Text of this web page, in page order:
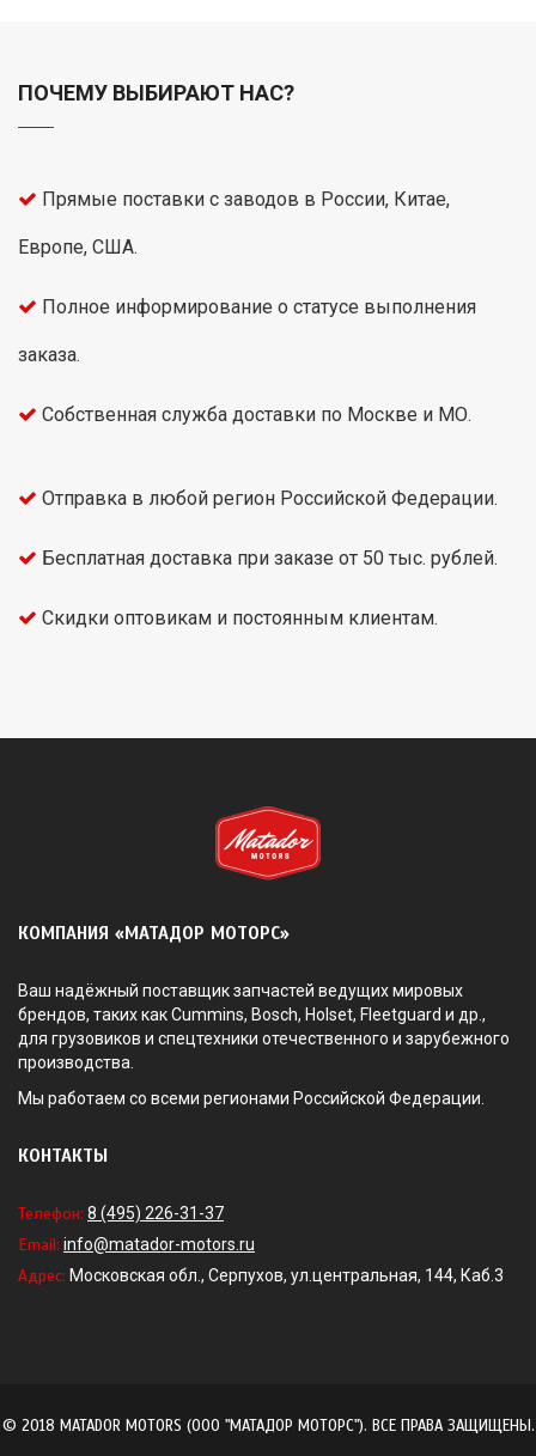
ПОЧЕМУ ВЫБИРАЮТ НАС?
Прямые поставки с заводов в России, Китае,
Европе, США.
Полное информирование о статусе выполнения
заказа.
Собственная служба доставки по Москве и МО.
Отправка в любой регион Российской Федерации.
Бесплатная доставка при заказе от 50 тыс. рублей.
Скидки оптовикам и постоянным клиентам.
КОМПАНИЯ «МАТАДОР МОТОРС»
Ваш надёжный поставщик запчастей ведущих мировых
брендов, таких как Cummins, Bosch, Holset, Fleetguard и др.,
для грузовиков и спецтехники отечественного и зарубежного
производства.
Мы работаем со всеми регионами Российской Федерации.
КОНТАКТЫ
Телефон: 8 (495) 226-31-37
Email: info@matador-motors.ru
Адрес: Московская обл., Серпухов, ул.центральная, 144, Каб.3
© 2018 MATADOR MOTORS (ООО "МАТАДОР МОТОРС"). ВСЕ ПРАВА ЗАЩИЩЕНЫ.